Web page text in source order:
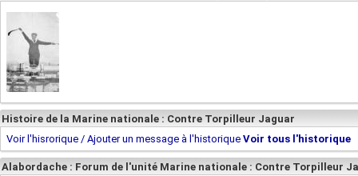
Histoire de la Marine nationale : Contre Torpilleur Jaguar
Voir l'hisrorique / Ajouter un message à l'historique Voir tous l'historique
Alabordache : Forum de l'unité Marine nationale : Contre Torpilleur